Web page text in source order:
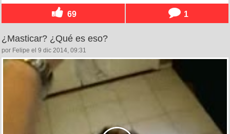
69 1
¿Masticar? ¿Qué es eso?
por Felipe el 9 dic 2014, 09:31